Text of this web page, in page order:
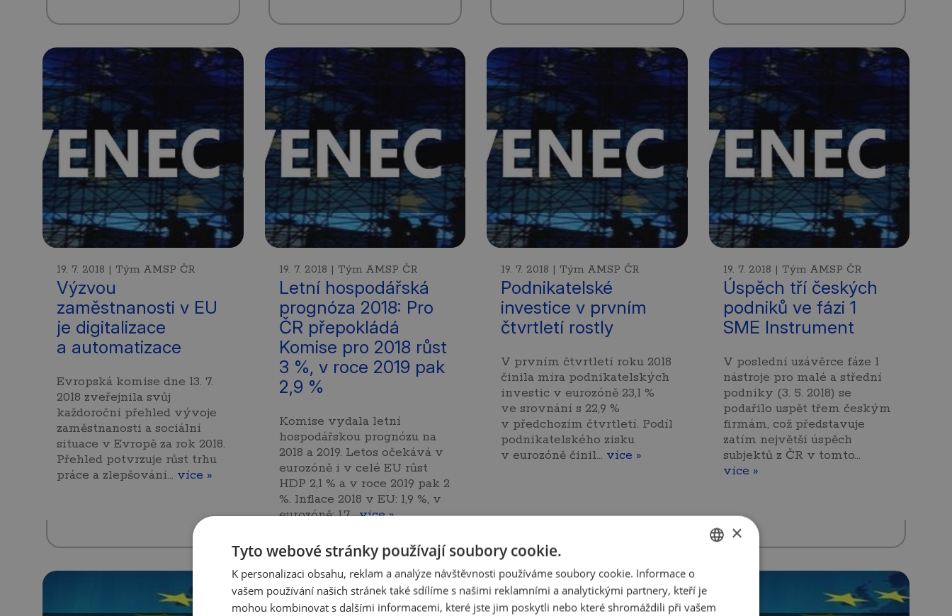
19. 7. 2018 | Tým AMSP ČR
Výzvou
zaměstnanosti v EU
je digitalizace
a automatizace
Evropská komise dne 13. 7.
2018 zveřejnila svůj
každoroční přehled vývoje
zaměstnanosti a sociální
situace v Evropě za rok 2018.
Přehled potvrzuje růst trhu
práce a zlepšování… více »
19. 7. 2018 | Tým AMSP ČR
Letní hospodářská
prognóza 2018: Pro
ČR přepokládá
Komise pro 2018 růst
3 %, v roce 2019 pak
2,9 %
Komise vydala letní
hospodářskou prognózu na
2018 a 2019. Letos očekává v
eurozóně i v celé EU růst
HDP 2,1 % a v roce 2019 pak 2
%. Inflace 2018 v EU: 1,9 %, v
eurozóně: 1,7…více »
19. 7. 2018 | Tým AMSP ČR
Podnikatelské
investice v prvním
čtvrtletí rostly
V prvním čtvrtletí roku 2018
činila míra podnikatelských
investic v eurozóně 23,1 %
ve srovnání s 22,9 %
v předchozím čtvrtletí. Podíl
podnikatelského zisku
v eurozóně činil… více »
19. 7. 2018 | Tým AMSP ČR
Úspěch tří českých
podniků ve fázi 1
SME Instrument
V poslední uzávěrce fáze 1
nástroje pro malé a střední
podniky (3. 5. 2018) se
podařilo uspět třem českým
firmám, což představuje
zatím největší úspěch
subjektů z ČR v tomto…
více »
ENGLISH
×
Tyto webové stránky používají soubory cookie.
K personalizaci obsahu, reklam a analýze návštěvnosti používáme soubory cookie. Informace o
vašem používání našich stránek také sdílíme s našimi reklamními a analytickými partnery, kteří je
mohou kombinovat s dalšími informacemi, které jste jim poskytli nebo které shromáždili při vašem